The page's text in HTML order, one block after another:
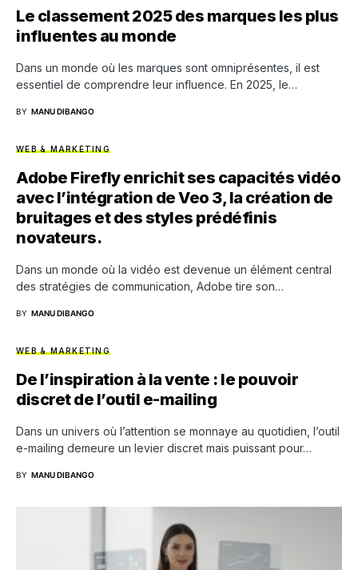
Le classement 2025 des marques les plus
influentes au monde
Dans un monde où les marques sont omniprésentes, il est
essentiel de comprendre leur influence. En 2025, le…
BY MANU DIBANGO
WEB & MARKETING
Adobe Firefly enrichit ses capacités vidéo
avec l’intégration de Veo 3, la création de
bruitages et des styles prédéfinis
novateurs.
Dans un monde où la vidéo est devenue un élément central
des stratégies de communication, Adobe tire son…
BY MANU DIBANGO
WEB & MARKETING
De l’inspiration à la vente : le pouvoir
discret de l’outil e-mailing
Dans un univers où l’attention se monnaye au quotidien, l’outil
e-mailing demeure un levier discret mais puissant pour…
BY MANU DIBANGO